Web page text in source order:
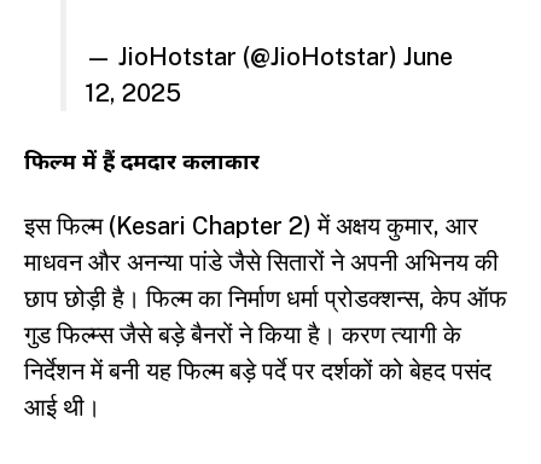
— JioHotstar (@JioHotstar) June
12, 2025
फिल्म में हैं दमदार कलाकार
इस फिल्म (Kesari Chapter 2) में अक्षय कुमार, आर
माधवन और अनन्या पांडे जैसे सितारों ने अपनी अभिनय की
छाप छोड़ी है। फिल्म का निर्माण धर्मा प्रोडक्शन्स, केप ऑफ
गुड फिल्म्स जैसे बड़े बैनरों ने किया है। करण त्यागी के
निर्देशन में बनी यह फिल्म बड़े पर्दे पर दर्शकों को बेहद पसंद
आई थी।